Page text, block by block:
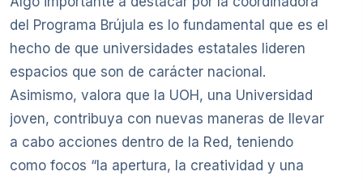
del Programa Brújula es lo fundamental que es el
hecho de que universidades estatales lideren
espacios que son de carácter nacional.
Asimismo, valora que la UOH, una Universidad
joven, contribuya con nuevas maneras de llevar
a cabo acciones dentro de la Red, teniendo
como focos “la apertura, la creatividad y una